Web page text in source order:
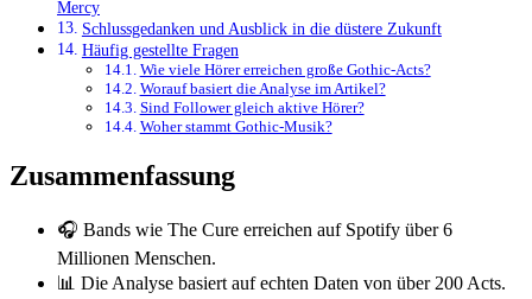
Mercy
Schlussgedanken und Ausblick in die düstere Zukunft
Häufig gestellte Fragen
Wie viele Hörer erreichen große Gothic-Acts?
Worauf basiert die Analyse im Artikel?
Sind Follower gleich aktive Hörer?
Woher stammt Gothic-Musik?
Zusammenfassung
🎧 Bands wie The Cure erreichen auf Spotify über 6
Millionen Menschen.
📊 Die Analyse basiert auf echten Daten von über 200 Acts.